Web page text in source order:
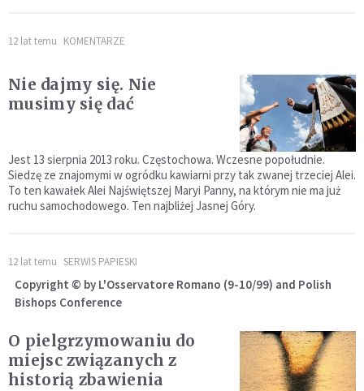
12 lat temu KOMENTARZE
Nie dajmy się. Nie
musimy się dać
Jest 13 sierpnia 2013 roku. Częstochowa. Wczesne popołudnie.
Siedzę ze znajomymi w ogródku kawiarni przy tak zwanej trzeciej Alei.
To ten kawałek Alei Najświętszej Maryi Panny, na którym nie ma już
ruchu samochodowego. Ten najbliżej Jasnej Góry.
12 lat temu SERWIS PAPIESKI
Copyright © by L'Osservatore Romano (9-10/99) and Polish
Bishops Conference
O pielgrzymowaniu do
miejsc związanych z
historią zbawienia